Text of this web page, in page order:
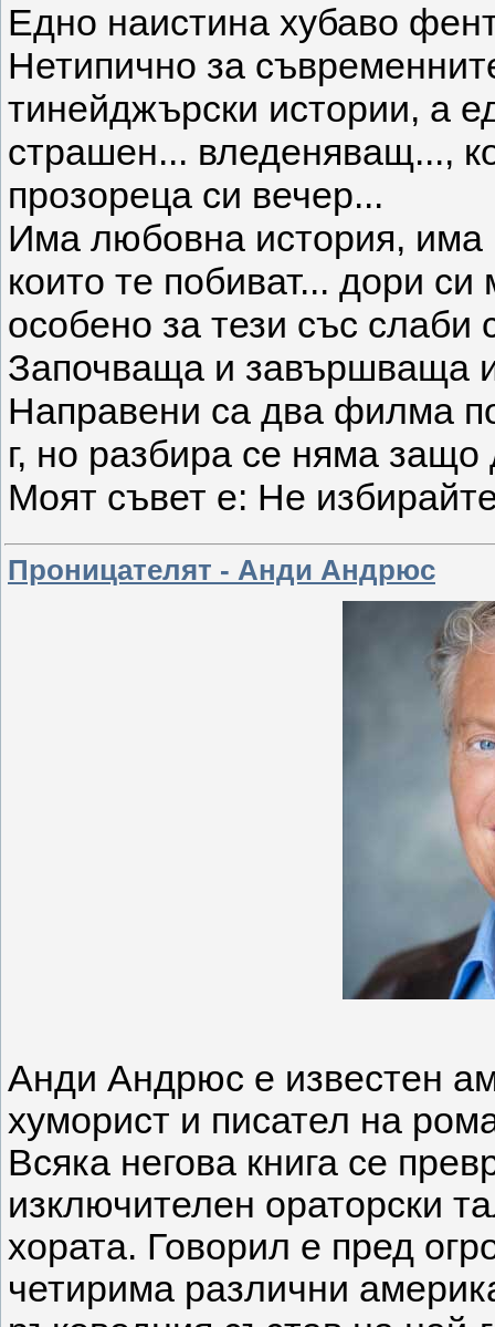
Едно наистина хубаво
Нетипично за
тинейджърски истории, а
страшен... вледеняващ...,
прозореца си вечер...
Има любовна история, има
които те побиват... дори си
особено за тези със слаби
Започваща и завършваща
Направени са два филма
г, но разбира се няма защо
Моят съвет е: Не
Проницателят - Анди Андрюс
Анди Андрюс е известен
хуморист и писател на
Всяка негова книга се
изключителен ораторски
хората. Говорил е пред
четирима различни